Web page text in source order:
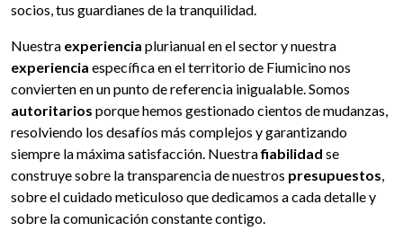
socios, tus guardianes de la tranquilidad.
Nuestra experiencia plurianual en el sector y nuestra
experiencia específica en el territorio de Fiumicino nos
convierten en un punto de referencia inigualable. Somos
autoritarios porque hemos gestionado cientos de mudanzas,
resolviendo los desafíos más complejos y garantizando
siempre la máxima satisfacción. Nuestrafiabilidad se
construye sobre la transparencia de nuestros presupuestos,
sobre el cuidado meticuloso que dedicamos a cada detalle y
sobre la comunicación constante contigo.